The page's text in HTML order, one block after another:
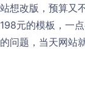
想改版，预算又
元的模板，一
问题，当天网站